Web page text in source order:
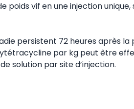
poids vif en une injection
persistent 72 heures après
par kg peut être
solution par site d’injection.